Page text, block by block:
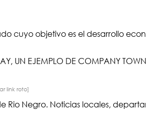
cuyo objetivo es el desarrollo
UN EJEMPLO DE COMPANY
link roto]
Negro. Noticias locales,